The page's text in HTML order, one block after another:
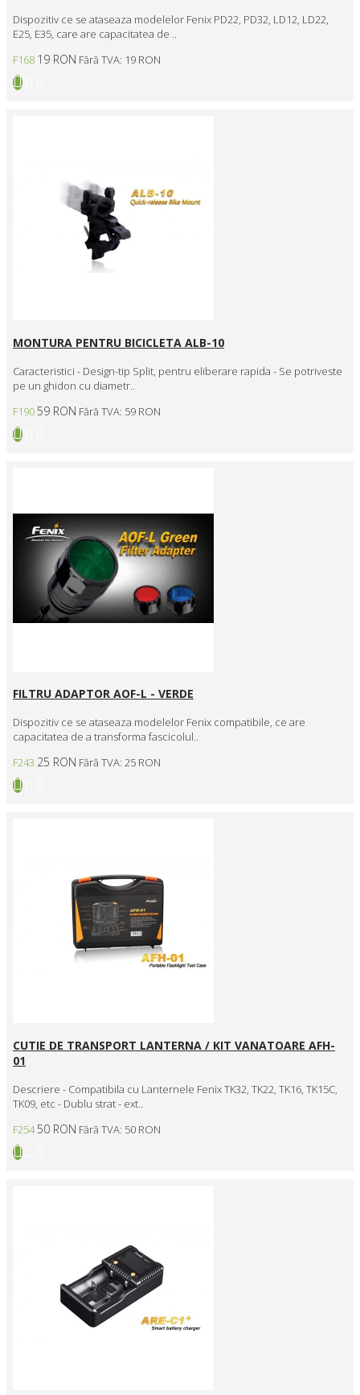
Dispozitiv ce se ataseaza modelelor Fenix PD22, PD32, LD12, LD22,
E25, E35, care are capacitatea de ..
F168 19 RON Fără TVA: 19 RON
MONTURA PENTRU BICICLETA ALB-10
Caracteristici - Design-tip Split, pentru eliberare rapida - Se potriveste
pe un ghidon cu diametr..
F190 59 RON Fără TVA: 59 RON
FILTRU ADAPTOR AOF-L - VERDE
Dispozitiv ce se ataseaza modelelor Fenix compatibile, ce are
capacitatea de a transforma fascicolul..
F243 25 RON Fără TVA: 25 RON
CUTIE DE TRANSPORT LANTERNA / KIT VANATOARE AFH-
01
Descriere - Compatibila cu Lanternele Fenix TK32, TK22, TK16, TK15C,
TK09, etc - Dublu strat - ext..
F254 50 RON Fără TVA: 50 RON